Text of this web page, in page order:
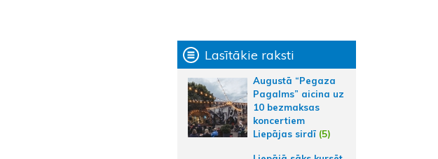
Lasītākie raksti
Augustā “Pegaza
Pagalms” aicina uz
10 bezmaksas
koncertiem
Liepājas sirdī (5)